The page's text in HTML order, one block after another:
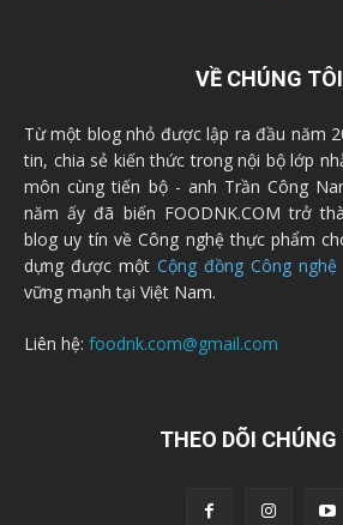
VỀ CHÚNG TÔI
Từ một blog nhỏ được lập ra đầu năm
tin, chia sẻ kiến thức trong nội bộ lớp
môn cùng tiến bộ - anh Trần Công
năm ấy đã biến FOODNK.COM trở
blog uy tín về Công nghệ thực phẩm
dựng được một Cộng đồng Công
vững mạnh tại Việt Nam.
Liên hệ: foodnk.com@gmail.com
THEO DÕI CHÚNG